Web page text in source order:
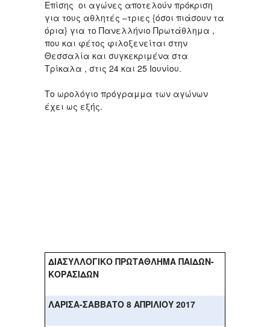
Επίσης οι αγώνες αποτελούν πρόκριση
για τους αθλητές –τριες {όσοι πιάσουν τα
όρια} για το Πανελλήνιο Πρωτάθλημα ,
που και φέτος φιλοξενείται στην
Θεσσαλία και συγκεκριμένα στα
Τρίκαλα , στις 24 και 25 Ιουνίου.
Το ωρολόγιο πρόγραμμα των αγώνων
έχει ως εξής.
ΔΙΑΣΥΛΛΟΓΙΚΟ ΠΡΩΤΑΘΛΗΜΑ ΠΑΙΔΩΝ-
ΚΟΡΑΣΙΔΩΝ
ΛΑΡΙΣΑ-ΣΑΒΒΑΤΟ 8 ΑΠΡΙΛΙΟΥ 2017